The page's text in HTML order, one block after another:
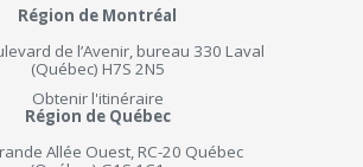
Région de Montréal
de l’Avenir, bureau 330 Laval
(Québec) H7S 2N5
Obtenir l'itinéraire
Région de Québec
Allée Ouest, RC-20 Québec